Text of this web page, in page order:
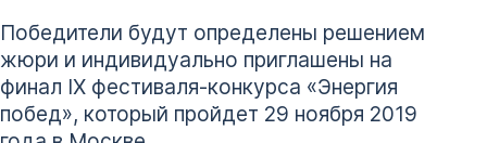
Победители будут определены решением
жюри и индивидуально приглашены на
финал IX фестиваля-конкурса «Энергия
побед», который пройдет 29 ноября 2019